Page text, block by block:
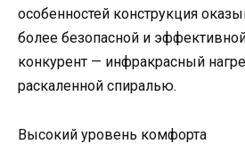
особенностей конструкция
более безопасной и
конкурент — инфракрасный
раскаленной спиралью.
Высокий уровень комфорта